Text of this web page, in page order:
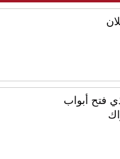
فتح أبواب